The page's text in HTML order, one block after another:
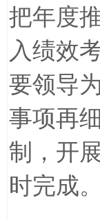
把年度
入绩效
要领导
事项再
制，开
时完成。